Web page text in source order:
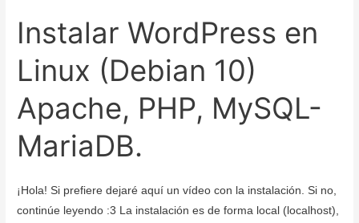
Instalar WordPress en
Linux (Debian 10)
Apache, PHP, MySQL-
MariaDB.
¡Hola! Si prefiere dejaré aquí un vídeo con la instalación. Si no,
continúe leyendo :3 La instalación es de forma local (localhost),